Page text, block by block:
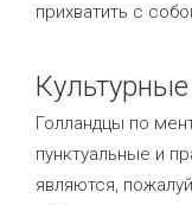
прихватить с
Голландцы по
пунктуальные и
являются,